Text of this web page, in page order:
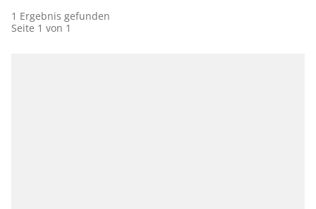
1 Ergebnis gefunden
Seite 1 von 1